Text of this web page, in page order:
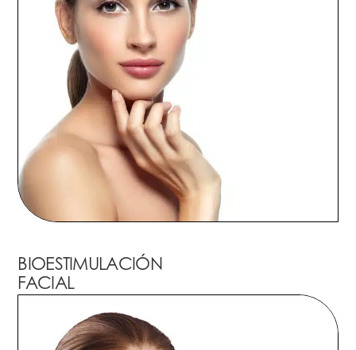
BIOESTIMULACIÓN
FACIAL